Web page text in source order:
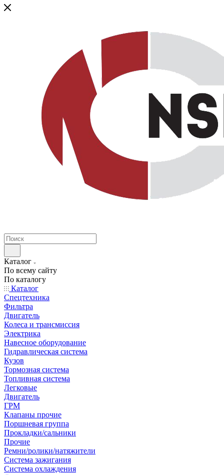
Каталог
По всему сайту
По каталогу
Каталог
Спецтехника
Фильтра
Двигатель
Колеса и трансмиссия
Электрика
Навесное оборудование
Гидравлическая система
Кузов
Тормозная система
Топливная система
Легковые
Двигатель
ГРМ
Клапаны прочие
Поршневая группа
Прокладки/сальники
Прочие
Ремни/ролики/натяжители
Система зажигания
Система охлаждения